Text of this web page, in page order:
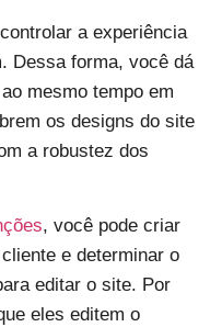
a experiência
Dessa forma, você dá
mesmo tempo em
os designs do site
a robustez dos
, você pode criar
e determinar o
editar o site. Por
eles editem o